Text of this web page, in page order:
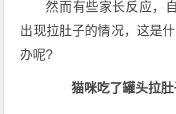
然而有些家长反应，
出现拉肚子的情况，这是
办呢?
猫咪吃了罐头拉肚